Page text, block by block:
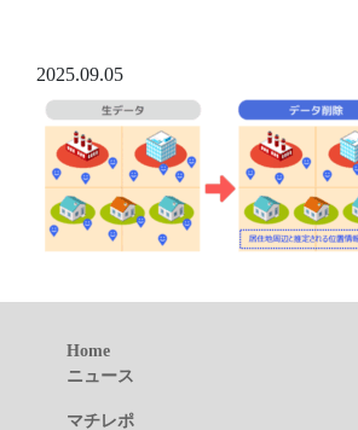
2025.09.05
Home
ニュース
マチレポ